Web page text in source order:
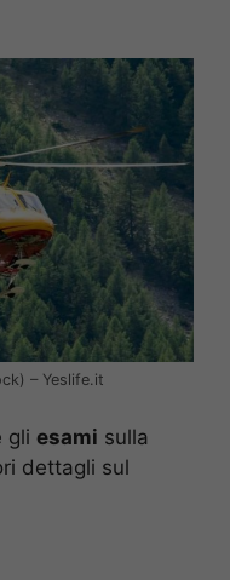
– Yeslife.it
gli esami sulla
dettagli sul